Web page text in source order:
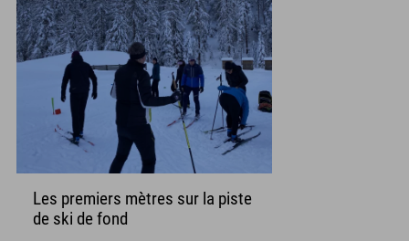
Les premiers mètres sur la piste
de ski de fond